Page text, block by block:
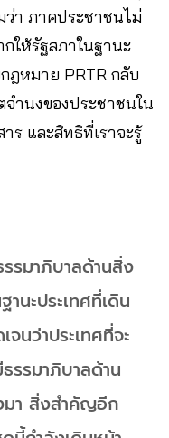
า ภาคประชาชนไม่
ให้รัฐสภาในฐานะ
ฎหมาย PRTR กลับ
ำนงของประชาชนใน
ร และสิทธิที่เราจะรู้
รมาภิบาลด้านสิ่ง
นะประเทศที่เดิน
จนว่าประเทศที่จะ
รรมาภิบาลด้าน
มา สิ่งสำคัญอีก